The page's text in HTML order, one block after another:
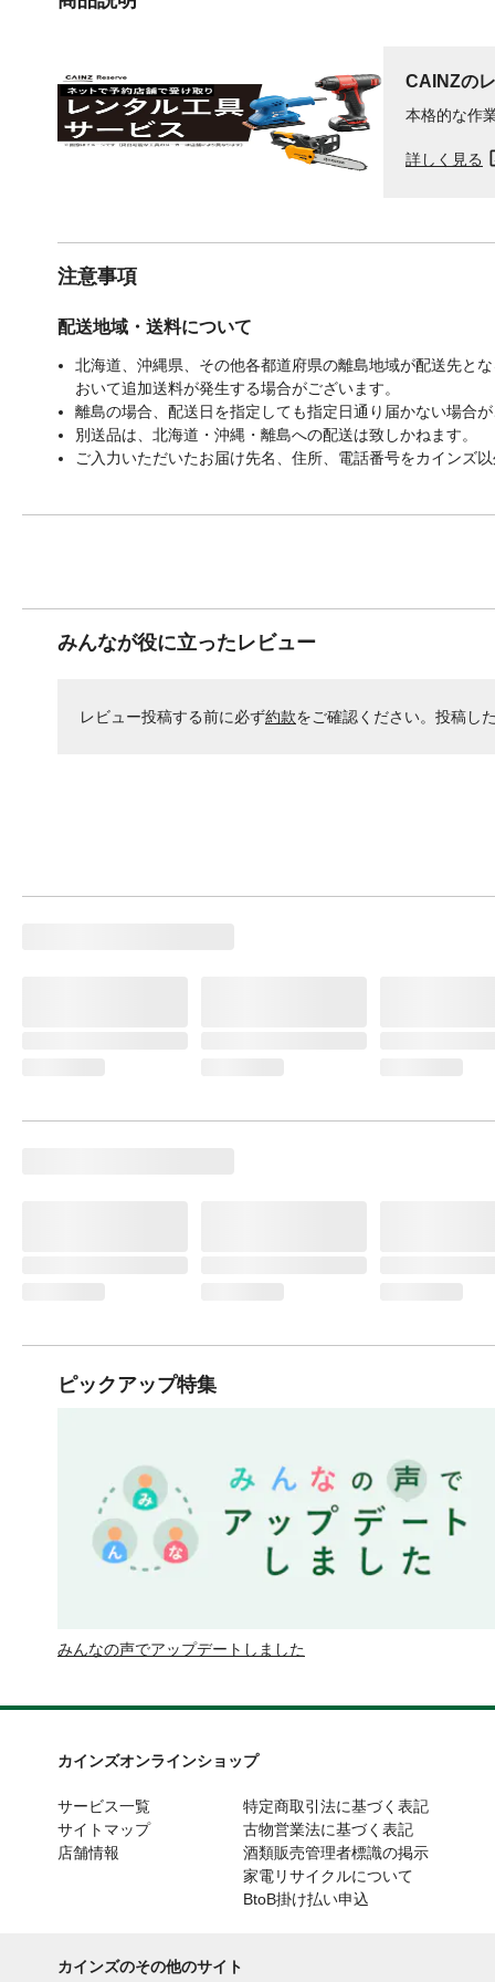
CAINZの
本格的な作
詳しく見る
注意事項
配送地域・送料について
北海道、沖縄県、その他各都道府県の離島地域が配送先と
おいて追加送料が発生する場合がございます。
離島の場合、配送日を指定しても指定日通り届かない場合
別送品は、北海道・沖縄・離島への配送は致しかねます。
ご入力いただいたお届け先名、住所、電話番号をカインズ
みんなが役に立ったレビュー
レビュー投稿する前に必ず約款をご確認ください。投稿し
ピックアップ特集
みんなの声でアップデートしました
カインズオンラインショップ
サービス一覧
サイトマップ
店舗情報
特定商取引法に基づく表記
古物営業法に基づく表記
酒類販売管理者標識の掲示
家電リサイクルについて
BtoB掛け払い申込
カインズのその他のサイト